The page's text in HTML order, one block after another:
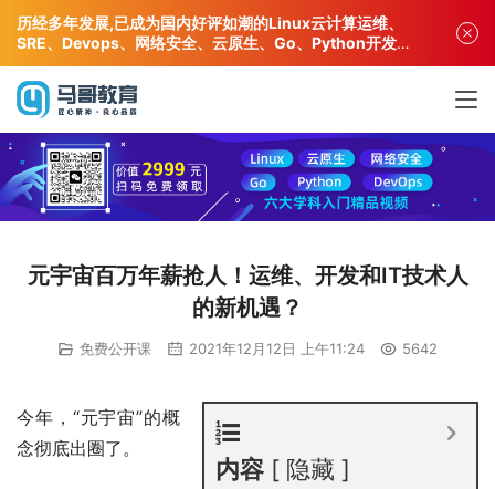
元宇宙百万年薪抢人！运维、开发和IT技术人
的新机遇？
免费公开课 2021年12月12日 上午11:24 5642
内容
隐藏
今年，“元宇宙”的概
念彻底出圈了。
历经多年发展,已成为国内好评如潮的Linux云计算运维、
SRE、Devops、网络安全、云原生、Go、Python开发专
业人才培训机构!